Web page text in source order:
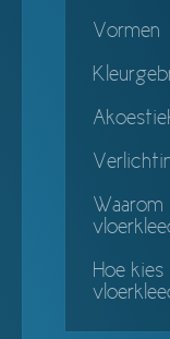
Vormen
Waarom
Hoe kies